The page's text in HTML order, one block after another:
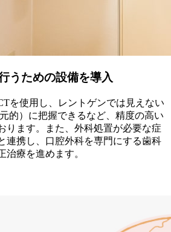
うための設備を導入
を使用し、レントゲンでは見えない
的）に把握できるなど、精度の高い
ります。また、外科処置が必要な症
連携し、口腔外科を専門にする歯科
治療を進めます。